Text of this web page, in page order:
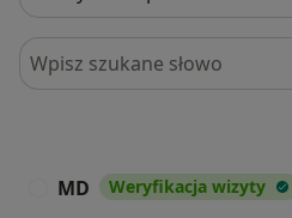
Szukaj w opiniach
MD Weryfikacja wizyty